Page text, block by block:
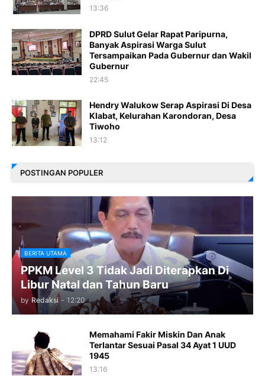
13:36
DPRD Sulut Gelar Rapat Paripurna,
Banyak Aspirasi Warga Sulut
Tersampaikan Pada Gubernur dan Wakil
Gubernur
22:45
Hendry Walukow Serap Aspirasi Di Desa
Klabat, Kelurahan Karondoran, Desa
Tiwoho
13:12
POSTINGAN POPULER
BERITA UTAMA
PPKM Level 3 Tidak Jadi Diterapkan Di
Libur Natal dan Tahun Baru
by Redaksi - 12:20
Memahami Fakir Miskin Dan Anak
Terlantar Sesuai Pasal 34 Ayat 1 UUD
1945
13:16